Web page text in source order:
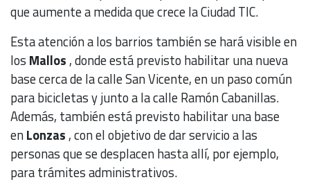
que aumente a medida que crece la Ciudad TIC.
Esta atención a los barrios también se hará visible en
los Mallos, donde está previsto habilitar una nueva
base cerca de la calle San Vicente, en un paso común
para bicicletas y junto a la calle Ramón Cabanillas.
Además, también está previsto habilitar una base
enLonzas, con el objetivo de dar servicio a las
personas que se desplacen hasta allí, por ejemplo,
para trámites administrativos.